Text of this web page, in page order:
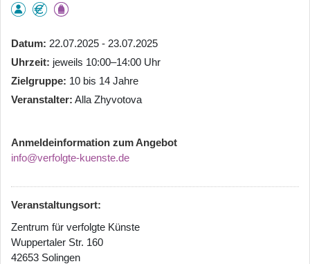
Datum 22.07.2025 - 23.07.2025
Uhrzeit jeweils 10:00–14:00 Uhr
Zielgruppe 10 bis 14 Jahre
Veranstalter Alla Zhyvotova
Anmeldeinformation zum Angebot
info@verfolgte-kuenste.de
Veranstaltungsort:
Zentrum für verfolgte Künste
Wuppertaler Str. 160
42653 Solingen